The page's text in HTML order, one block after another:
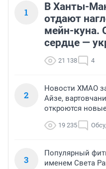
1
В Ханты-
отдают
мейн-куна.
сердце —
21 138 4
2
Новости ХМАО
Айзе,
откроются
19 235
3
Популярный
именем Света